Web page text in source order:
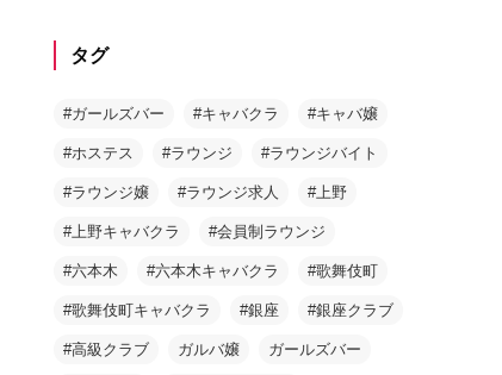
タグ
#ガールズバー #キャバクラ #キャバ嬢
#ホステス #ラウンジ #ラウンジバイト
#ラウンジ嬢 #ラウンジ求人 #上野
#上野キャバクラ #会員制ラウンジ
#六本木 #六本木キャバクラ #歌舞伎町
#歌舞伎町キャバクラ #銀座 #銀座クラブ
#高級クラブ ガルバ嬢 ガールズバー